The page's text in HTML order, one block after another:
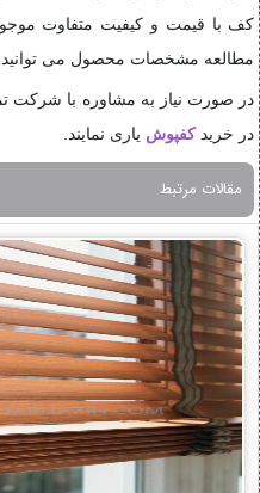
کف با قیمت و کیفیت متفاوت
مطالعه مشخصات محصول می توانید
در صورت نیاز به مشاوره با شرکت
در خریدکفپوش یاری نمایند.
مقالات مرتبط